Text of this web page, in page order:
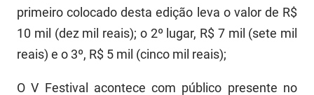
primeiro colocado desta edição leva o valor de R$
10 mil (dez mil reais); o 2º lugar, R$ 7 mil (sete mil
reais) e o 3º, R$ 5 mil (cinco mil reais);
O V Festival acontece com público presente no